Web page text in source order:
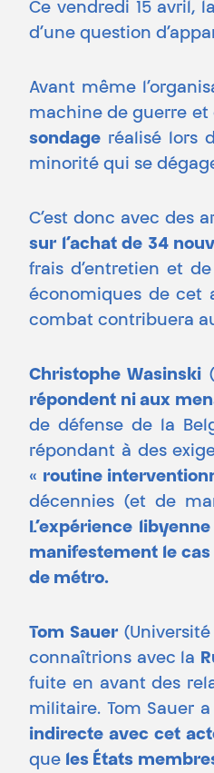
Ce vendredi 15 avril,
d’une question
Avant même
machine de guerre et
sondage réalisé lors
minorité qui se
C’est donc avec des
sur l’achat de 34
frais d’entretien et
économiques de cet
combat contribuera
Christophe Wasinski
répondent ni aux
de défense de la
répondant à des
« routine
décennies (et de
L’expérience
manifestement le
de métro.
Tom Sauer(Université
connaîtrions avec la
fuite en avant des
militaire. Tom Sauer
indirecte avec cet
que les États